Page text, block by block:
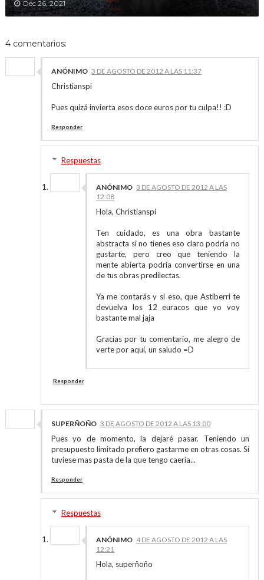
Dec 26, 2021
4 comentarios:
ANÓNIMO 3 DE AGOSTO DE 2012 A LAS 11:37
Christianspi
Pues quizá invierta esos doce euros por tu culpa!! :D
Responder
Respuestas
ANÓNIMO 3 DE AGOSTO DE 2012 A LAS
12:08
Hola, Christianspi
Ten cuidado, es una obra bastante
abstracta si no tienes eso claro podría no
gustarte, pero creo que teniendo la
mente abierta podría convertirse en una
de tus obras predilectas.
Ya me contarás y si eso, que Astiberri te
devuelva los 12 euracos que yo voy
bastante mal jaja
Gracias por tu comentario, me alegro de
verte por aquí, un saludo =D
Responder
SUPERÑOÑO 3 DE AGOSTO DE 2012 A LAS 13:00
Pues yo de momento, la dejaré pasar. Teniendo un
presupuesto limitado prefiero gastarme en otras cosas. Sí
tuviese mas pasta de la que tengo caería...
Responder
Respuestas
ANÓNIMO 4 DE AGOSTO DE 2012 A LAS
12:21
Hola, superñoño